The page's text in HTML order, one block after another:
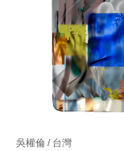
吳權倫 / 台灣